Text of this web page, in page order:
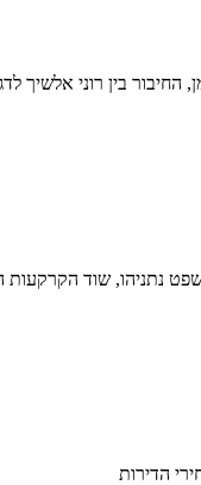
בין רוני אלשיך
נתניהו, שוד הקרקעות
הדירות